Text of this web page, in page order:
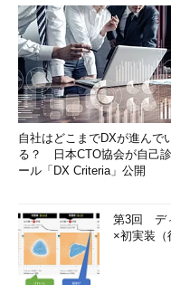
自社はどこまでDXが進んで
る？ 日本CTO協会が自己
ール「DX Criteria」公開
第3回 デ
×初実装（